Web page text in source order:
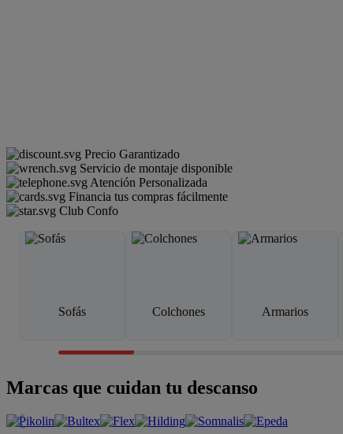
Precio Garantizado
Servicio de montaje disponible
Atención Personalizada
Financia tus compras fácilmente
Club Confo
Sofás Colchones Armarios
Marcas que cuidan tu descanso